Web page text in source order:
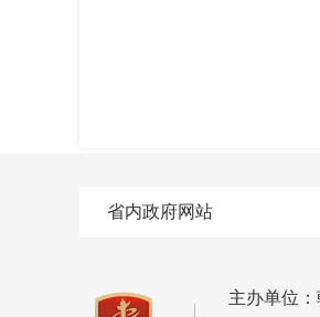
省内政府网站
主办单位